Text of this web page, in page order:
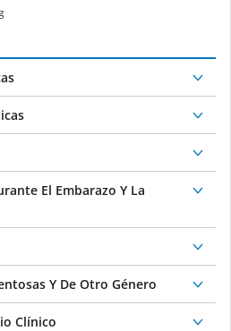
El Embarazo Y La
Y De Otro Género
Clínico